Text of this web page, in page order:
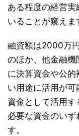
ある程度の経営
いることが窺えま
融資額は2000万
のほか、他金融機
に決算資金や公
い用途に活用が
資金として活用す
必要な資金のい
す。